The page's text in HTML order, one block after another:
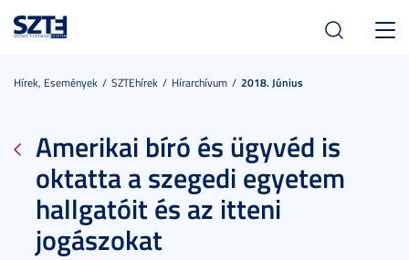
Hírek, Események SZTEhírek Hírarchívum 2018. Június
Amerikai bíró és ügyvéd is
oktatta a szegedi egyetem
hallgatóit és az itteni
jogászokat